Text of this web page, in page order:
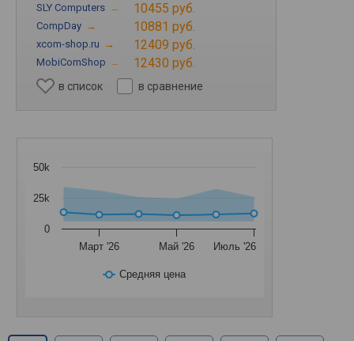
SLY Computers → 10455 руб.
CompDay → 10881 руб.
xcom-shop.ru → 12409 руб.
MobiComShop → 12430 руб.
в список в сравнение
Средняя цена
Март '26 Май '26 Июль '26
0
25k
50k